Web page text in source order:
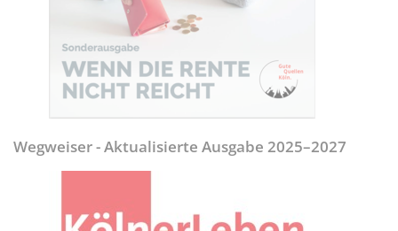
Wegweiser - Aktualisierte Ausgabe 2025–2027